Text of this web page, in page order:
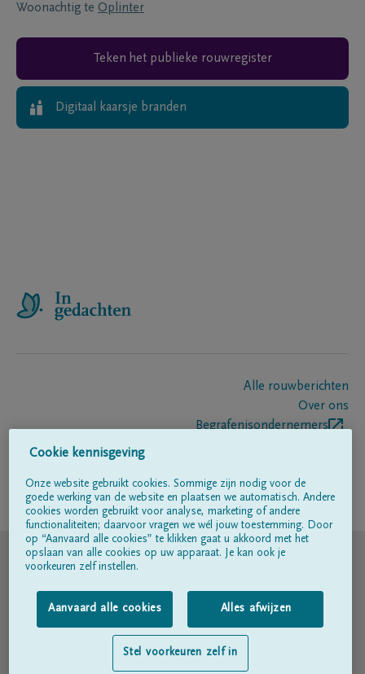
Woonachtig te Oplinter
Teken het publieke rouwregister
Digitaal kaarsje branden
Alle rouwberichten
Over ons
Begrafenisondernemers
Volg ons op
© DELA
Gebruiksvoorwaarden
Privacyverklaring
Toegankelijkheidsverklaring
Cookie kennisgeving
Onze website gebruikt cookies. Sommige zijn nodig voor de
goede werking van de website en plaatsen we automatisch. Andere
cookies worden gebruikt voor analyse, marketing of andere
functionaliteiten; daarvoor vragen we wél jouw toestemming. Door
op “Aanvaard alle cookies” te klikken gaat u akkoord met het
opslaan van alle cookies op uw apparaat. Je kan ook je
voorkeuren zelf instellen.
Aanvaard alle cookies Alles afwijzen
Stel voorkeuren zelf in